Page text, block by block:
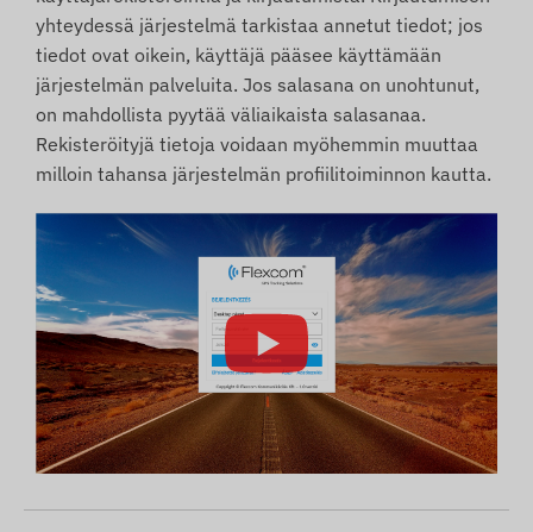
yhteydessä järjestelmä tarkistaa annetut tiedot; jos
tiedot ovat oikein, käyttäjä pääsee käyttämään
järjestelmän palveluita. Jos salasana on unohtunut,
on mahdollista pyytää väliaikaista salasanaa.
Rekisteröityjä tietoja voidaan myöhemmin muuttaa
milloin tahansa järjestelmän profiilitoiminnon kautta.